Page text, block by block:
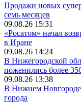
Продажи новых
семь месяцев
09.08.26 15:31
«Росатом» начал
в Иране
09.08.26 14:24
В Нижегородской
поженились более
09.08.26 13:38
В Нижнем Новгороде
города